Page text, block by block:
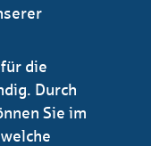
die
Durch
Sie im